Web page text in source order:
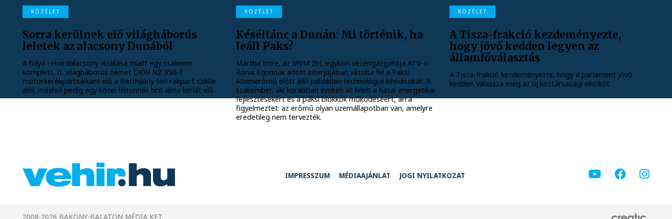
KÖZÉLET
Sorra kerülnek elő világháborús
leletek az alacsony Dunából
A folyó rekordalacsony vízállása miatt egy csaknem
komplett, II. világháborús német DKW NZ 350-1
motorkerékpárbukkant elő a Batthyány téri rakpart sziklái
alól, máshol pedig egy közel féltonnás brit akna került elő.
KÖZÉLET
Késéltánc a Dunán: Mi történik, ha
leáll Paks?
Mártha Imre, az MVM Zrt. egykori vezérigazgatója ATV-n
Rónai Egonnak adott interjújában vázolta fel a Paksi
Atomerőmű előtt álló példátlan technológiai kihívásokat. A
szakember, aki korábban éveken át felelt a hazai energetikai
fejlesztésekért és a paksi blokkok működéséért, arra
figyelmeztet: az erőmű olyan üzemállapotban van, amelyre
eredetileg nem tervezték.
KÖZÉLET
A Tisza-frakció kezdeményezte,
hogy jövő kedden legyen az
államfőválasztás
A Tisza-frakció kezdeményezte, hogy a parlament jövő
kedden válassza meg az új köztársasági elnököt.
IMPRESSZUM MÉDIAAJÁNLAT JOGI NYILATKOZAT
2008-2026 BAKONY-BALATON MÉDIA KFT.